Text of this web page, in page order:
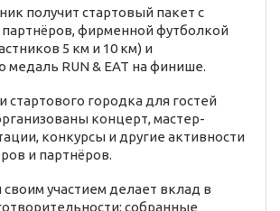
получит стартовый пакет с
фирменной футболкой
5 км и 10 км) и
медаль RUN & EAT на финише.
стартового городка для гостей
концерт, мастер-
конкурсы и другие активности
и партнёров.
участием делает вклад в
собранные